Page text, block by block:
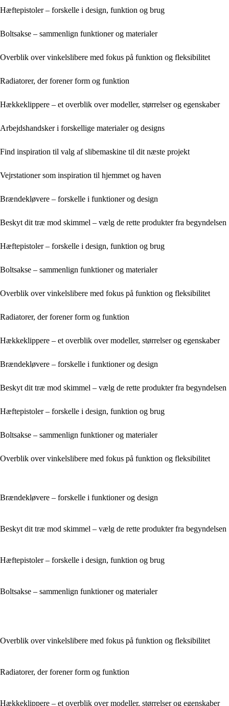
Hæftepistoler – forskelle i design, funktion og brug
Boltsakse – sammenlign funktioner og materialer
Overblik over vinkelslibere med fokus på funktion og fleksibilitet
Radiatorer, der forener form og funktion
Hækkeklippere – et overblik over modeller, størrelser og egenskaber
Arbejdshandsker i forskellige materialer og designs
Find inspiration til valg af slibemaskine til dit næste projekt
Vejrstationer som inspiration til hjemmet og haven
Brændekløvere – forskelle i funktioner og design
Beskyt dit træ mod skimmel – vælg de rette produkter fra begyndelsen
Hæftepistoler – forskelle i design, funktion og brug
Boltsakse – sammenlign funktioner og materialer
Overblik over vinkelslibere med fokus på funktion og fleksibilitet
Radiatorer, der forener form og funktion
Hækkeklippere – et overblik over modeller, størrelser og egenskaber
Brændekløvere – forskelle i funktioner og design
Beskyt dit træ mod skimmel – vælg de rette produkter fra begyndelsen
Hæftepistoler – forskelle i design, funktion og brug
Boltsakse – sammenlign funktioner og materialer
Overblik over vinkelslibere med fokus på funktion og fleksibilitet
Brændekløvere – forskelle i funktioner og design
Beskyt dit træ mod skimmel – vælg de rette produkter fra begyndelsen
Hæftepistoler – forskelle i design, funktion og brug
Boltsakse – sammenlign funktioner og materialer
Overblik over vinkelslibere med fokus på funktion og fleksibilitet
Radiatorer, der forener form og funktion
Hækkeklippere – et overblik over modeller, størrelser og egenskaber